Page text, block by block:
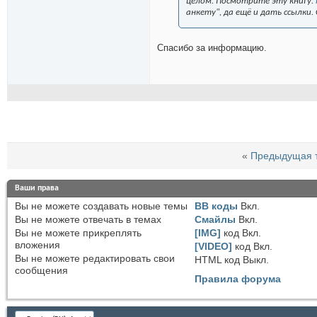
анкету", да ещё и дать ссылки.
Спасибо за информацию.
« Предыдущая
Ваши права
Вы не можете создавать новые темы
Вы не можете отвечать в темах
Вы не можете прикреплять
вложения
Вы не можете редактировать свои
сообщения
BB коды Вкл.
Смайлы Вкл.
[IMG] код Вкл.
[VIDEO] код Вкл.
HTML код Выкл.
Правила форума